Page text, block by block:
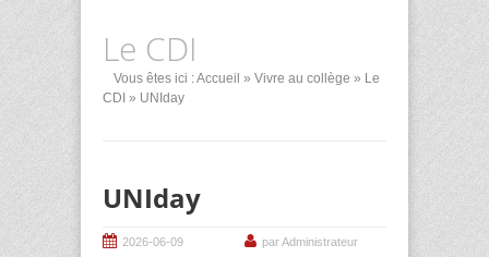
Le CDI
Vous êtes ici :Accueil » Vivre au collège » Le
CDI » UNIday
UNIday
2026-06-09 par Administrateur